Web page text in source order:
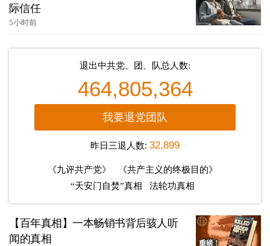
际信任
5小时前
退出中共党、团、队总人数:
464,805,364
我要退党团队
昨日三退人数: 32,899
《九评共产党》
《共产主义的终极目的》
“天安门自焚”真相
法轮功真相
【百年真相】一本畅销书背后骇人听
闻的真相